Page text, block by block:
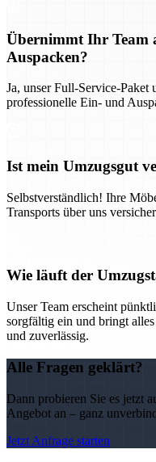
Übernimmt Ihr Team
Auspacken?
Ja, unser Full-Service-Paket
professionelle Ein- und
Ist mein Umzugsgut
Selbstverständlich! Ihre
Transports über uns
Wie läuft der
Unser Team erscheint
sorgfältig ein und bringt
und zuverlässig.
Alle Fragen geklärt?
Dann probieren Sie es jetzt
Angebot an – ganz
Jetzt Anfrage starten